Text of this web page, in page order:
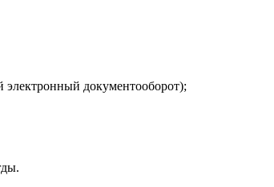
документооборот);